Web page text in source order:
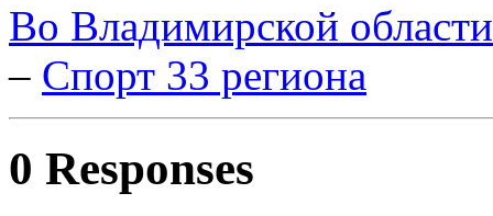
Во Владимирской
– Спорт 33 региона
0 Responses